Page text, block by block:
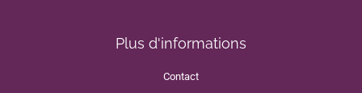
Plus d'informations
Contact